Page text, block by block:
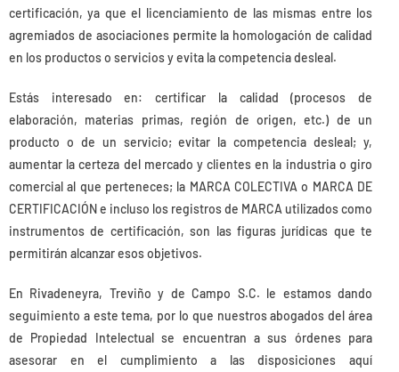
certificación, ya que el licenciamiento de las mismas entre los
agremiados de asociaciones permite la homologación de calidad
en los productos o servicios y evita la competencia desleal.
Estás interesado en: certificar la calidad (procesos de
elaboración, materias primas, región de origen, etc.) de un
producto o de un servicio; evitar la competencia desleal; y,
aumentar la certeza del mercado y clientes en la industria o giro
comercial al que perteneces; la MARCA COLECTIVA o MARCA DE
CERTIFICACIÓN e incluso los registros de MARCA utilizados como
instrumentos de certificación, son las figuras jurídicas que te
permitirán alcanzar esos objetivos.
En Rivadeneyra, Treviño y de Campo S.C. le estamos dando
seguimiento a este tema, por lo que nuestros abogados del área
de Propiedad Intelectual se encuentran a sus órdenes para
asesorar en el cumplimiento a las disposiciones aquí